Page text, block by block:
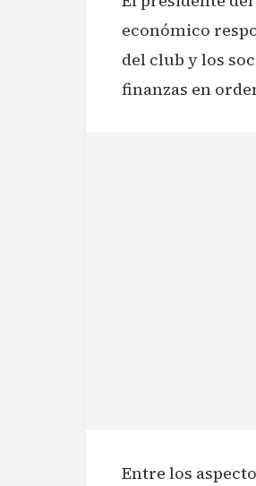
económico
del club y los
finanzas en
Entre los